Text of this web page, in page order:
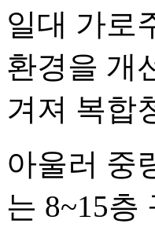
일대 가로
환경을 개
겨져 복합
아울러 중
는 8~15층